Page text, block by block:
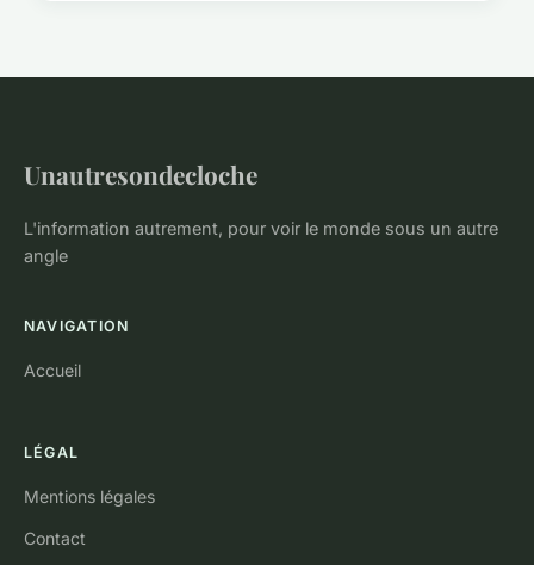
Unautresondecloche
L'information autrement, pour voir le monde sous un autre
angle
NAVIGATION
Accueil
LÉGAL
Mentions légales
Contact